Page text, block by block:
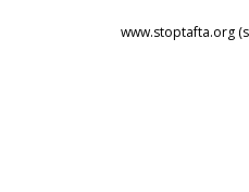
www.stoptafta.org